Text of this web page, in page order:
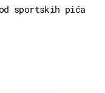
sportskih pića